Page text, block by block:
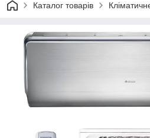
Каталог товарів